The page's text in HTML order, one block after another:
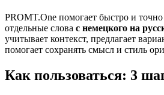
PROMT.One помогает быстро и
отдельные слова с немецкого на
учитывает контекст, предлагает
помогает сохранять смысл и стиль
Как пользоваться: 3